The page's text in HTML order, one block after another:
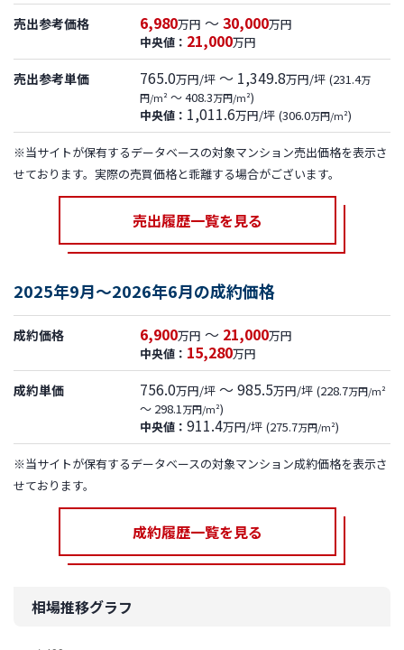
売出参考価格 6,980万円 ～ 30,000万円
中央値： 21,000万円
売出参考単価 765.0万円/坪 ～ 1,349.8万円/坪 (231.4万
円/m² ～ 408.3万円/m²)
中央値： 1,011.6万円/坪 (306.0万円/m²)
※当サイトが保有するデータベースの対象マンション売出価格を表示さ
せております。実際の売買価格と乖離する場合がございます。
売出履歴一覧を見る
2025年9月～2026年6月の成約価格
成約価格 6,900万円 ～ 21,000万円
中央値： 15,280万円
成約単価 756.0万円/坪 ～ 985.5万円/坪 (228.7万円/m²
～ 298.1万円/m²)
中央値： 911.4万円/坪 (275.7万円/m²)
※当サイトが保有するデータベースの対象マンション成約価格を表示さ
せております。
成約履歴一覧を見る
相場推移グラフ